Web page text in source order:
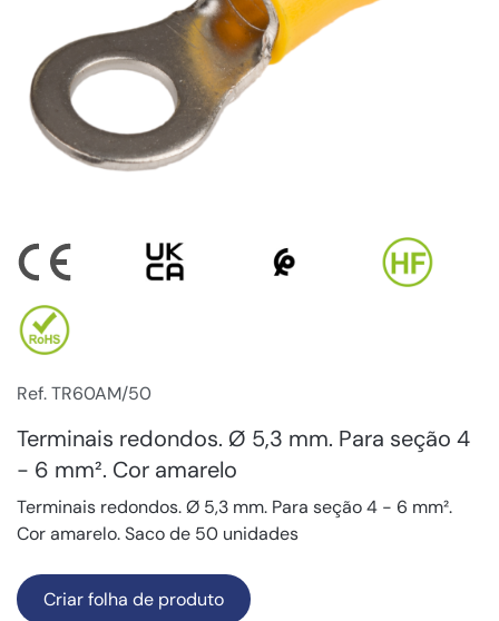
Ref. TR60AM/50
Terminais redondos. Ø 5,3 mm. Para seção 4
- 6 mm². Cor amarelo
Terminais redondos. Ø 5,3 mm. Para seção 4 - 6 mm².
Cor amarelo. Saco de 50 unidades
Criar folha de produto